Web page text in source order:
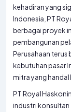
kehadiran yang
Indonesia, PT
berbagai proyek
pembangunan
Perusahaan terus
kebutuhan pasar
mitra yang handal
PT Royal
industri konsultan